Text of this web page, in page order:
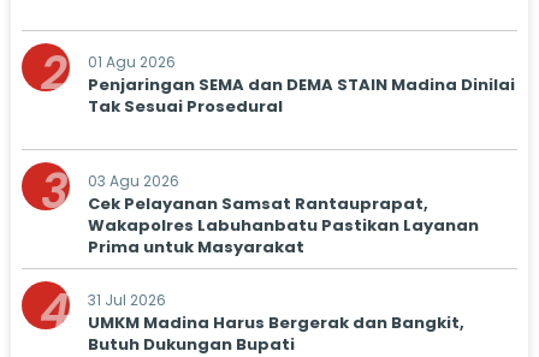
2 01 Agu 2026
Penjaringan SEMA dan DEMA STAIN Madina Dinilai
Tak Sesuai Prosedural
3 03 Agu 2026
Cek Pelayanan Samsat Rantauprapat,
Wakapolres Labuhanbatu Pastikan Layanan
Prima untuk Masyarakat
4 31 Jul 2026
UMKM Madina Harus Bergerak dan Bangkit,
Butuh Dukungan Bupati